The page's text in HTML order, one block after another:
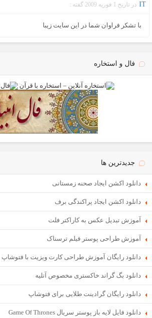
IT در تاریخ 1 فوریه 2009 گفته :
با تشکر فراوان شما در این سایت زیبا
فال و استخاره
جدیدترین ها
دانلود اکشن ایجاد صحنه زمستانی
دانلود اکشن ایجاد پراکندگی برف
آموزش تبدیل عکس به کاراکتر فلت
آموزش طراحی پوستر فیلم ترسناک
دانلود رایگان آموزش طراحی کارت ویزیت با فتوشاپ
دانلود بگ گراند خاکستری مخصوص آتلیه
دانلود رایگان گرادینت طلایی برای فتوشاپ
دانلود فایل لایه باز پوستر سریال Game Of Thrones